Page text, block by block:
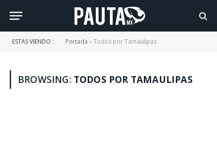
ESTAS VIENDO : Portada »Todos por Tamaulipas
BROWSING: TODOS POR TAMAULIPAS